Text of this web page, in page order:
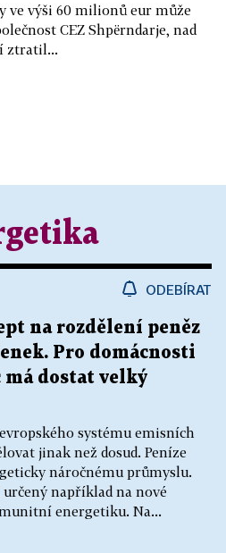
ve výši 60 milionů eur může
CEZ Shpërndarje, nad
ztratil...
ODEBÍRAT
na rozdělení peněz
Pro domácnosti
má dostat velký
systému emisních
jinak než dosud. Peníze
náročnému průmyslu.
například na nové
energetiku. Na...